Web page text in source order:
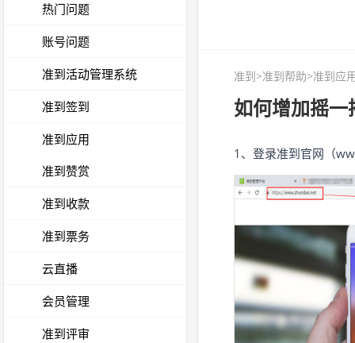
热门问题
账号问题
准到活动管理系统
准到签到
准到应用
准到赞赏
准到收款
准到票务
云直播
会员管理
准到评审
准到>准到帮助>准到应
如何增加摇
1、登录准到官网（